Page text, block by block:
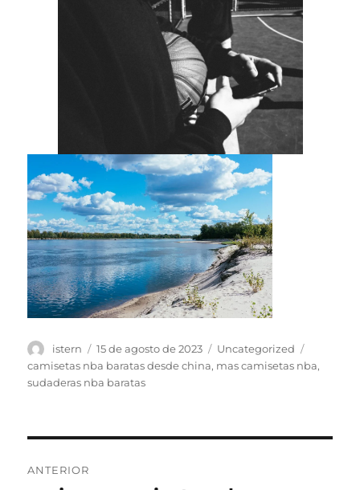
Autor
istern
Publicado
el
15 de agosto de 2023 Categorías
Uncategorized
camisetas nba baratas desde china, mas camisetas nba,
sudaderas nba baratas
ANTERIOR